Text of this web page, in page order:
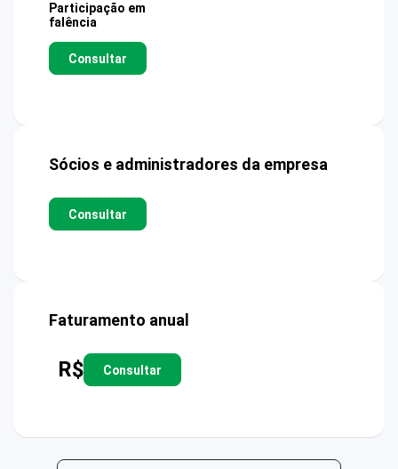
Participação em
falência
Consultar
Sócios e administradores da empresa
Consultar
Faturamento anual
R$ Consultar